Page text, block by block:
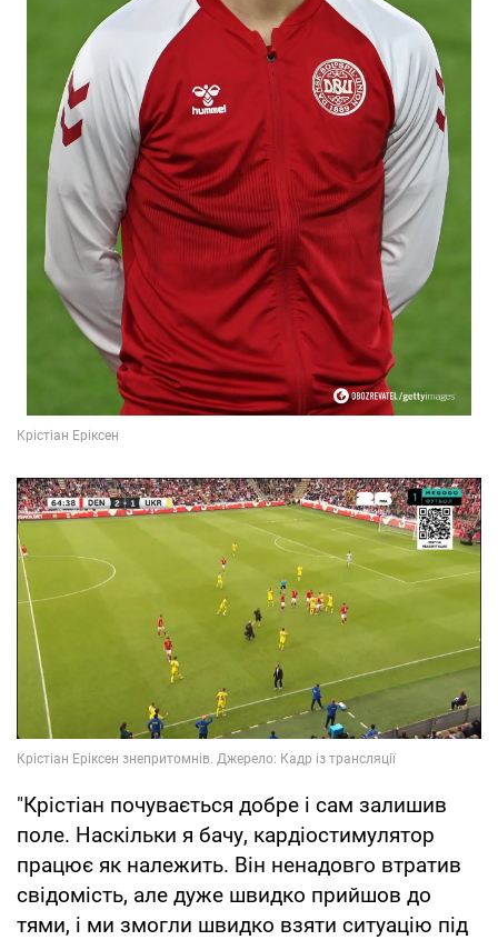
"Крістіан почувається добре і сам залишив
поле. Наскільки я бачу, кардіостимулятор
працює як належить. Він ненадовго втратив
свідомість, але дуже швидко прийшов до
тями, і ми змогли швидко взяти ситуацію під